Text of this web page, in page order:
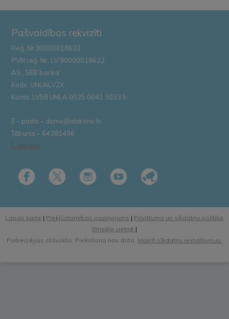
Pašvaldības rekvizīti
Reģ. Nr.90000018622
PVN reģ. Nr. LV 90000018622
AS „SEB banka”
Kods: UNLALV2X
Konts: LV58 UNLA 0025 0041 3033 5
E – pasts – dome@aluksne.lv
Tālrunis – 64381496
E-adrese
Lapas karte | Piekļūstamības paziņojums | Privātuma un sīkdatņu politika
tīmekļa vietnē |
Pašreizējais stāvoklis: Piekrišana nav dota. Mainīt sīkdatņu iestatījumus.